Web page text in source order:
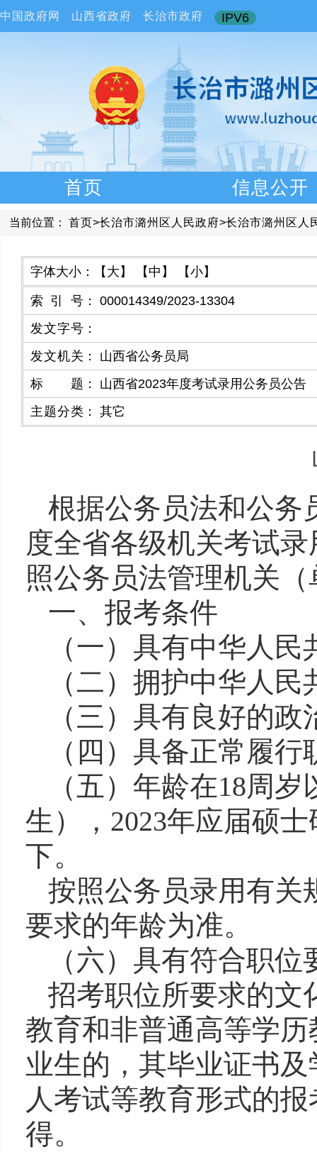
中国政府网 山西省政府 长治市政府 IPV6
首页 信息公开
当前位置： 首页>长治市潞州区人民政府>长治市潞州区人
字体大小： 【大】 【中】 【小】
索引号 ：
000014349/2023-13304
发文字号 ：
发文机关 ：
山西省公务员局
标题 ：
山西省2023年度考试录用公务员公告
主题分类 ： 其它
根据公务员法和公务
度全省各级机关考试录
照公务员法管理机关（
一、报考条件
（一） 具有中华人民
（二） 拥护中华人民
（三） 具有良好的政
（四） 具备正常履行
（五） 年龄在18周岁
生）， 2023年应届硕
下。
按照公务员录用有关
要求的年龄为准。
（六） 具有符合职位
招考职位所要求的文
教育和非普通高等学
业生的，其毕业证书
人考试等教育形式的
得。